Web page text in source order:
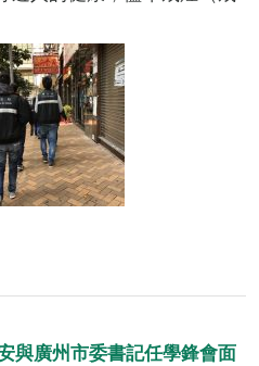
與廣州市委書記任學鋒會面